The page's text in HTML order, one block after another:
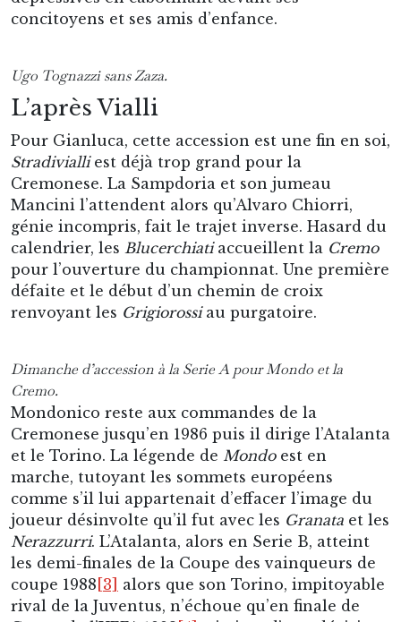
concitoyens et ses amis d’enfance.
Ugo Tognazzi sans Zaza.
L’après Vialli
Pour Gianluca, cette accession est une fin en soi,
Stradivialliest déjà trop grand pour la
Cremonese. La Sampdoria et son jumeau
Mancini l’attendent alors qu’Alvaro Chiorri,
génie incompris, fait le trajet inverse. Hasard du
calendrier, les Blucerchiatiaccueillent la Cremo
pour l’ouverture du championnat. Une première
défaite et le début d’un chemin de croix
renvoyant les Grigiorossiau purgatoire.
Dimanche d’accession à la Serie A pour Mondo et la
Cremo.
Mondonico reste aux commandes de la
Cremonese jusqu’en 1986 puis il dirige l’Atalanta
et le Torino. La légende de Mondoest en
marche, tutoyant les sommets européens
comme s’il lui appartenait d’effacer l’image du
joueur désinvolte qu’il fut avec les Granata et les
Nerazzurri. L’Atalanta, alors en Serie B, atteint
les demi-finales de la Coupe des vainqueurs de
coupe 1988 [3]
alors que son Torino, impitoyable
rival de la Juventus, n’échoue qu’en finale de